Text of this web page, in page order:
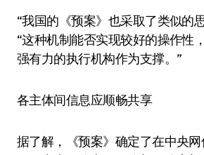
“我国的《预案》也采取了类似的
“这种机制能否实现较好的操作性
强有力的执行机构作为支撑。”
各主体间信息应顺畅共享
据了解，《预案》确定了在中央